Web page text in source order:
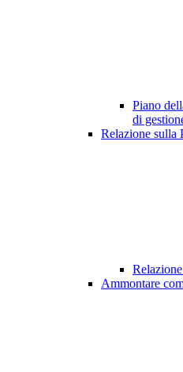
Piano
di
Relazione sulla
Ammontare